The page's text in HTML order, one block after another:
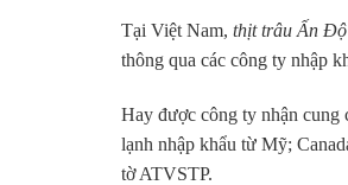
Tại Việt Nam, thịt trâu Ấn Độ
thông qua các công ty nhập
Hay được công ty nhận cung
lạnh nhập khẩu từ Mỹ;
tờ ATVSTP.